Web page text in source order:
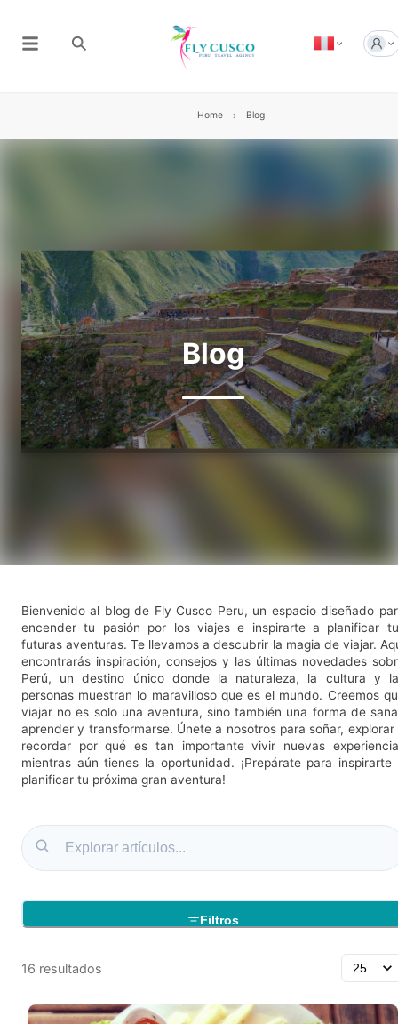
Home Blog
Blog
Bienvenido al blog de Fly Cusco Peru, un espacio diseñado
encender tu pasión por los viajes e inspirarte a planificar
futuras aventuras. Te llevamos a descubrir la magia de viajar.
encontrarás inspiración, consejos y las últimas novedades
Perú, un destino único donde la naturaleza, la cultura y
personas muestran lo maravilloso que es el mundo. Creemos
viajar no es solo una aventura, sino también una forma de
aprender y transformarse. Únete a nosotros para soñar, explorar
recordar por qué es tan importante vivir nuevas
mientras aún tienes la oportunidad. ¡Prepárate para inspirarte
planificar tu próxima gran aventura!
Filtros
16 resultados